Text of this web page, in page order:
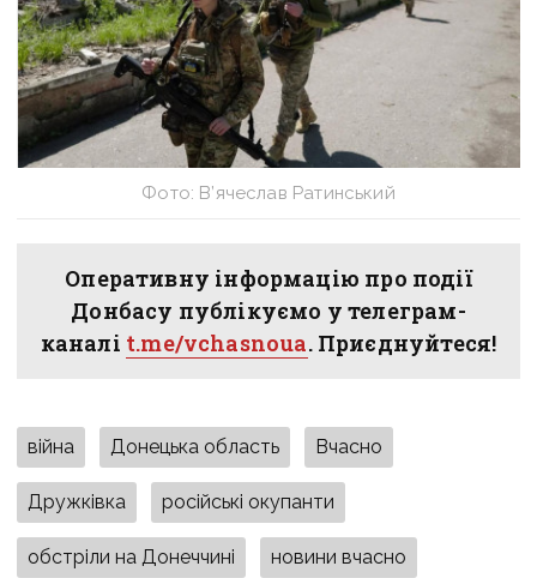
Фото: В’ячеслав Ратинський
Оперативну інформацію про події
Донбасу публікуємо у телеграм-
каналі t.me/vchasnoua. Приєднуйтеся!
війна Донецька область Вчасно
Дружківка російські окупанти
обстріли на Донеччині новини вчасно